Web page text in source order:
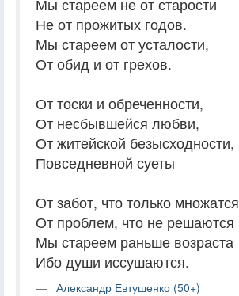
Мы стареем не от старости
Не от прожитых годов.
Мы стареем от усталости,
От обид и от грехов.
От тоски и обреченности,
От несбывшейся любви,
От житейской безысходности,
Повседневной суеты
От забот, что только множатся
От проблем, что не решаются
Мы стареем раньше возраста
Ибо души иссушаются.
Александр Евтушенко (50+)